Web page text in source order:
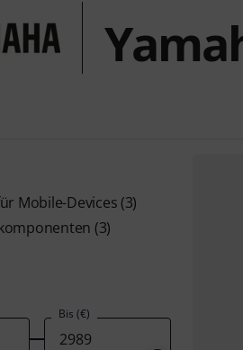
Mobile-Devices (3)
(3)
Bis (€)